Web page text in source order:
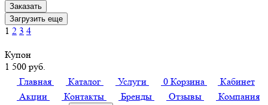
Заказать
Загрузить еще
1 2 3 4
Купон
1 500 руб.
Главная
Каталог Услуги 0 Корзина
Кабинет
Акции
Контакты Бренды Отзывы
Компания